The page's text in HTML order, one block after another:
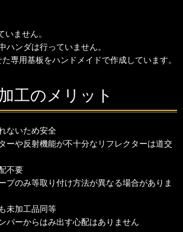
いません。
ハンダは行っていません。
専用基板をハンドメイドで作成しています。
工のメリット
ないため安全
や反射機能が不十分なリフレクターは道交
不要
のみ等取り付け方法が異なる場合がありま
未加工品同等
ーからはみ出す心配はありません